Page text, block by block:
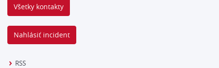
Všetky kontakty
Nahlásiť incident
RSS